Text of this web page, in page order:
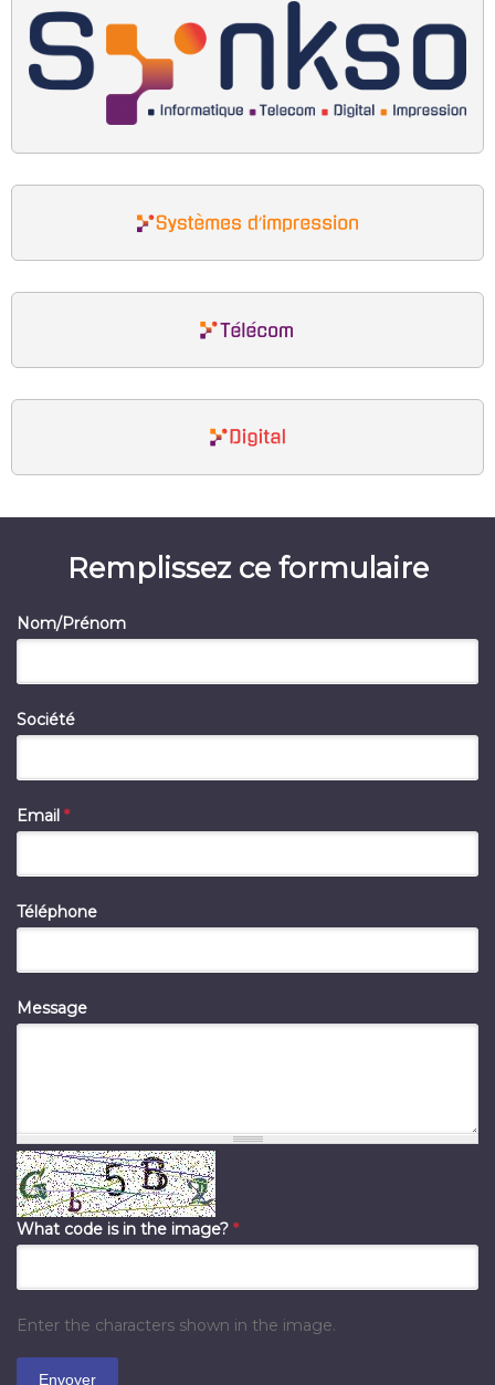
Remplissez ce formulaire
Nom/Prénom
Société
Email *
Téléphone
Message
What code is in the image? *
Enter the characters shown in the image.